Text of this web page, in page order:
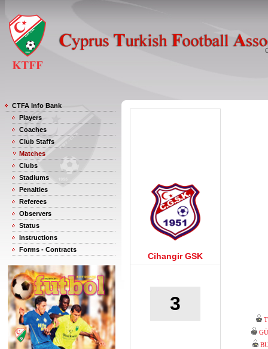
CTFA Info Bank
Players
Coaches
Club Staffs
Matches
Clubs
Stadiums
Penalties
Referees
Observers
Status
Instructions
Forms - Contracts
Cihangir GSK
3